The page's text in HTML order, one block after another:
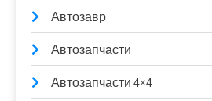
Автозавр
Автозапчасти
Автозапчасти 4×4